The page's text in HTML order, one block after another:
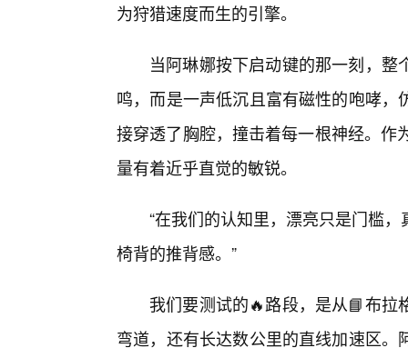
为狩猎速度而生的引擎。
当阿琳娜按下启动键的那一刻，
鸣，而是一声低沉且富有磁性的咆哮
接穿透了胸腔，撞击着每一根神经。
量有着近乎直觉的敏锐。
“在我们的认知里，漂亮只是门槛
椅背的推背感。”
我们要测试的🔥路段，是从📘布
弯道，还有长达数公里的直线加速区